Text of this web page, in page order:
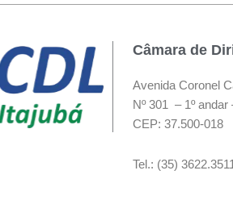
Câmara de
Avenida Coronel
Nº 301 – 1º
CEP: 37.500-018
Tel.: (35)